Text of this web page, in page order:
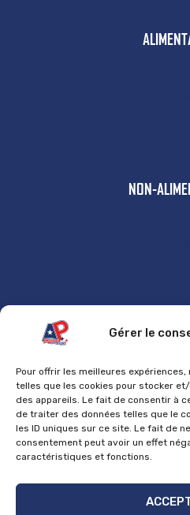
Gérer le
Pour offrir les meilleures
telles que les cookies pour stocker
des appareils. Le fait de consentir à
de traiter des données telles que le
les ID uniques sur ce site. Le fait de
consentement peut avoir un effet
caractéristiques et fonctions.
NON-
Mentions
Politique
Politique de
Politique de retours et